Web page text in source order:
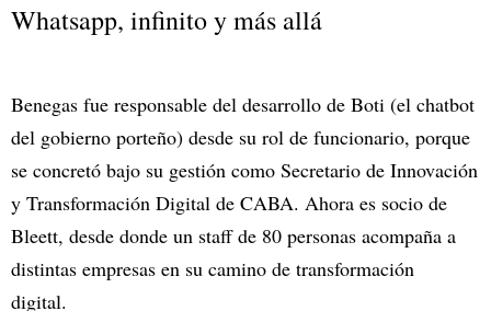
Whatsapp, infinito y más allá
Benegas fue responsable del desarrollo de Boti (el chatbot
del gobierno porteño) desde su rol de funcionario, porque
se concretó bajo su gestión como Secretario de Innovación
y Transformación Digital de CABA. Ahora es socio de
Bleett, desde donde un staff de 80 personas acompaña a
distintas empresas en su camino de transformación
digital.